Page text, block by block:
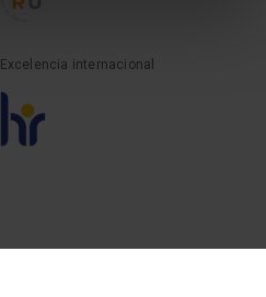
Excelencia internacional